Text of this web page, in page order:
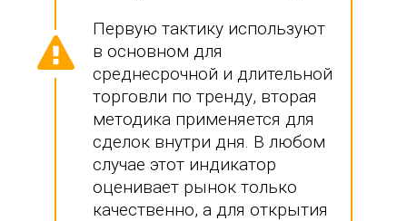
Первую тактику используют
в основном для
среднесрочной и длительной
торговли по тренду, вторая
методика применяется для
сделок внутри дня. В любом
случае этот индикатор
оценивает рынок только
качественно, а для открытия